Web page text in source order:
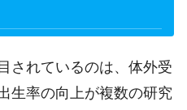
されているのは、体外受
生率の向上が複数の研究